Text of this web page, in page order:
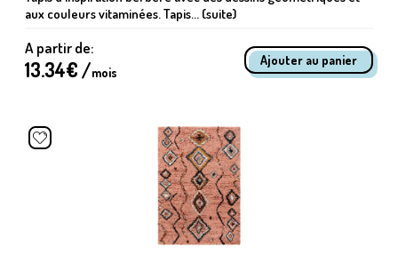
aux couleurs vitaminées. Tapis... (suite)
A partir de:
13.34€ /mois